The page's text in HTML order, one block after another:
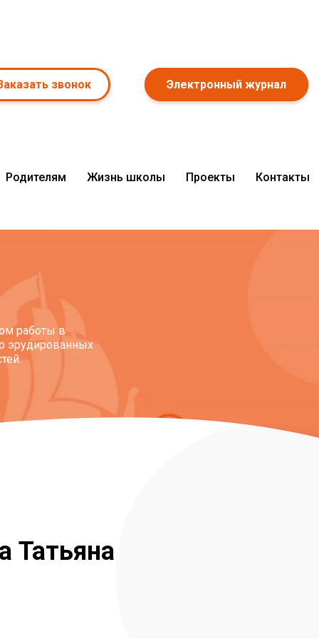
звонок Электронный журнал
Родителям Жизнь школы Проекты Контакты
работы в
эрудированных
Татьяна